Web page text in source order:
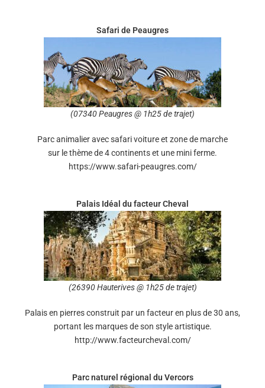
Safari de Peaugres
(07340 Peaugres @ 1h25 de trajet)
Parc animalier avec safari voiture et zone de marche
sur le thème de 4 continents et une mini ferme.
https://www.safari-peaugres.com/
Palais Idéal du facteur Cheval
(26390 Hauterives @ 1h25 de trajet)
Palais en pierres construit par un facteur en plus de 30 ans,
portant les marques de son style artistique.
http://www.facteurcheval.com/
Parc naturel régional du Vercors